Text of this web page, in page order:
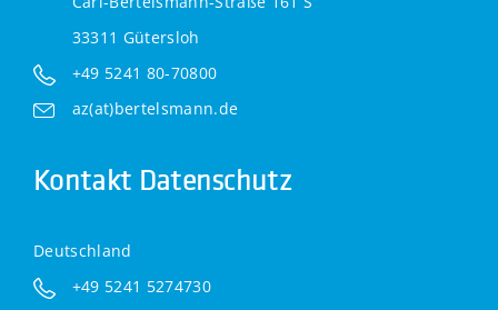
33311 Gütersloh
+49 5241 80-70800
az(at)bertelsmann.de
Kontakt Datenschutz
Deutschland
+49 5241 5274730